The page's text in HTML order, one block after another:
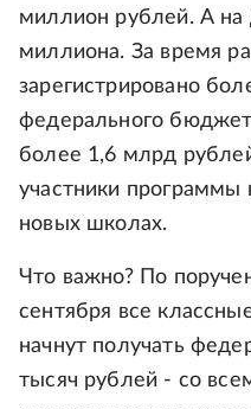
миллион рублей. А на
миллиона. За время
зарегистрировано
федерального
более 1,6 млрд
участники программы
новых школах.
Что важно? По
сентября все
начнут получать
тысяч рублей - со